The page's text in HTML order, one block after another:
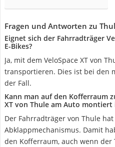
Fragen und Antworten zu
Eignet sich der Fahrradträger
E-Bikes?
Ja, mit dem VeloSpace XT von
transportieren. Dies ist bei den
der Fall.
Kann man auf den Kofferraum
XT von Thule am Auto montiert
Der Fahrradträger von Thule
Abklappmechanismus. Damit
den Kofferraum, auch wenn der